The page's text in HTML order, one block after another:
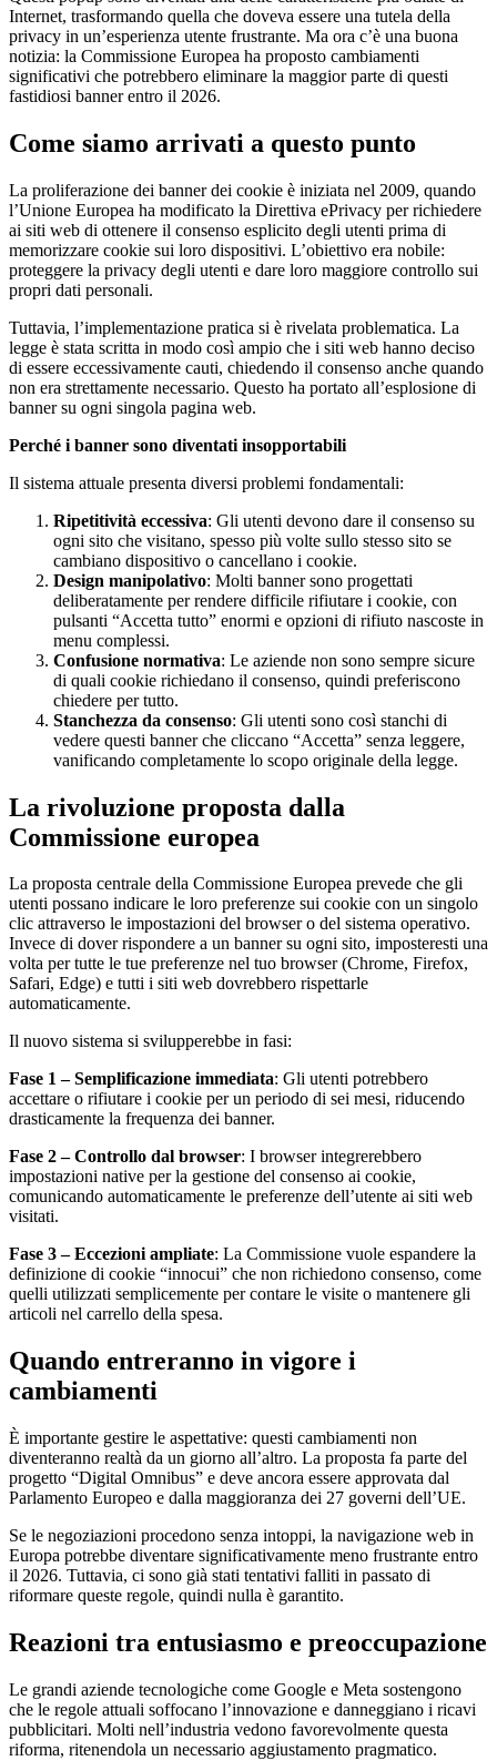
Internet, trasformando quella che doveva essere una tutela della
privacy in un’esperienza utente frustrante. Ma ora c’è una buona
notizia: la Commissione Europea ha proposto cambiamenti
significativi che potrebbero eliminare la maggior parte di questi
fastidiosi banner entro il 2026.
Come siamo arrivati a questo punto
La proliferazione dei banner dei cookie è iniziata nel 2009, quando
l’Unione Europea ha modificato la Direttiva ePrivacy per richiedere
ai siti web di ottenere il consenso esplicito degli utenti prima di
memorizzare cookie sui loro dispositivi. L’obiettivo era nobile:
proteggere la privacy degli utenti e dare loro maggiore controllo sui
propri dati personali.
Tuttavia, l’implementazione pratica si è rivelata problematica. La
legge è stata scritta in modo così ampio che i siti web hanno deciso
di essere eccessivamente cauti, chiedendo il consenso anche quando
non era strettamente necessario. Questo ha portato all’esplosione di
banner su ogni singola pagina web.
Perché i banner sono diventati insopportabili
Il sistema attuale presenta diversi problemi fondamentali:
Ripetitività eccessiva: Gli utenti devono dare il consenso su
ogni sito che visitano, spesso più volte sullo stesso sito se
cambiano dispositivo o cancellano i cookie.
Design manipolativo: Molti banner sono progettati
deliberatamente per rendere difficile rifiutare i cookie, con
pulsanti “Accetta tutto” enormi e opzioni di rifiuto nascoste in
menu complessi.
Confusione normativa: Le aziende non sono sempre sicure
di quali cookie richiedano il consenso, quindi preferiscono
chiedere per tutto.
Stanchezza da consenso: Gli utenti sono così stanchi di
vedere questi banner che cliccano “Accetta” senza leggere,
vanificando completamente lo scopo originale della legge.
La rivoluzione proposta dalla
Commissione europea
La proposta centrale della Commissione Europea prevede che gli
utenti possano indicare le loro preferenze sui cookie con un singolo
clic attraverso le impostazioni del browser o del sistema operativo.
Invece di dover rispondere a un banner su ogni sito, imposteresti una
volta per tutte le tue preferenze nel tuo browser (Chrome, Firefox,
Safari, Edge) e tutti i siti web dovrebbero rispettarle
automaticamente.
Il nuovo sistema si svilupperebbe in fasi:
Fase 1 – Semplificazione immediata: Gli utenti potrebbero
accettare o rifiutare i cookie per un periodo di sei mesi, riducendo
drasticamente la frequenza dei banner.
Fase 2 – Controllo dal browser: I browser integrerebbero
impostazioni native per la gestione del consenso ai cookie,
comunicando automaticamente le preferenze dell’utente ai siti web
visitati.
Fase 3 – Eccezioni ampliate: La Commissione vuole espandere la
definizione di cookie “innocui” che non richiedono consenso, come
quelli utilizzati semplicemente per contare le visite o mantenere gli
articoli nel carrello della spesa.
Quando entreranno in vigore i
cambiamenti
È importante gestire le aspettative: questi cambiamenti non
diventeranno realtà da un giorno all’altro. La proposta fa parte del
progetto “Digital Omnibus” e deve ancora essere approvata dal
Parlamento Europeo e dalla maggioranza dei 27 governi dell’UE.
Se le negoziazioni procedono senza intoppi, la navigazione web in
Europa potrebbe diventare significativamente meno frustrante entro
il 2026. Tuttavia, ci sono già stati tentativi falliti in passato di
riformare queste regole, quindi nulla è garantito.
Reazioni tra entusiasmo e preoccupazione
Le grandi aziende tecnologiche come Google e Meta sostengono
che le regole attuali soffocano l’innovazione e danneggiano i ricavi
pubblicitari. Molti nell’industria vedono favorevolmente questa
riforma, ritenendola un necessario aggiustamento pragmatico.